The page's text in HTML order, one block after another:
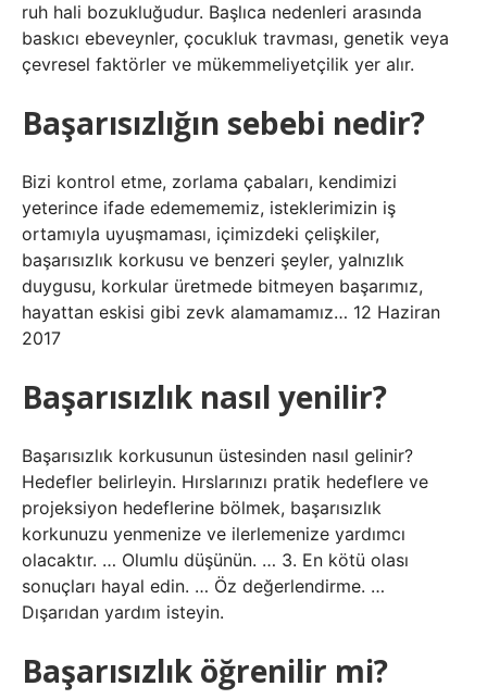
ruh hali bozukluğudur. Başlıca nedenleri arasında
baskıcı ebeveynler, çocukluk travması, genetik veya
çevresel faktörler ve mükemmeliyetçilik yer alır.
Başarısızlığın sebebi nedir?
Bizi kontrol etme, zorlama çabaları, kendimizi
yeterince ifade edemememiz, isteklerimizin iş
ortamıyla uyuşmaması, içimizdeki çelişkiler,
başarısızlık korkusu ve benzeri şeyler, yalnızlık
duygusu, korkular üretmede bitmeyen başarımız,
hayattan eskisi gibi zevk alamamamız… 12 Haziran
2017
Başarısızlık nasıl yenilir?
Başarısızlık korkusunun üstesinden nasıl gelinir?
Hedefler belirleyin. Hırslarınızı pratik hedeflere ve
projeksiyon hedeflerine bölmek, başarısızlık
korkunuzu yenmenize ve ilerlemenize yardımcı
olacaktır. … Olumlu düşünün. … 3. En kötü olası
sonuçları hayal edin. … Öz değerlendirme. …
Dışarıdan yardım isteyin.
Başarısızlık öğrenilir mi?